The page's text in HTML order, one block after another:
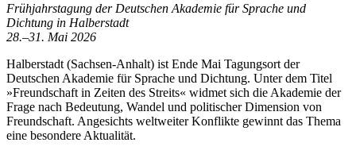
Frühjahrstagung der Deutschen Akademie für Sprache und
Dichtung in Halberstadt
28.–31. Mai 2026
Halberstadt (Sachsen-Anhalt) ist Ende Mai Tagungsort der
Deutschen Akademie für Sprache und Dichtung. Unter dem Titel
»Freundschaft in Zeiten des Streits« widmet sich die Akademie der
Frage nach Bedeutung, Wandel und politischer Dimension von
Freundschaft. Angesichts weltweiter Konflikte gewinnt das Thema
eine besondere Aktualität.